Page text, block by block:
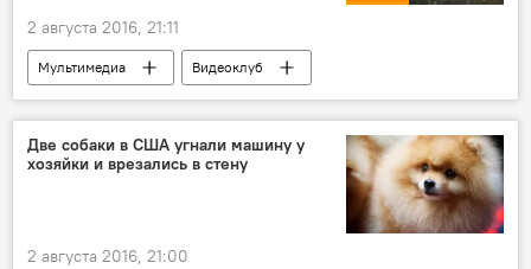
2 августа 2016, 21:11
Мультимедиа Видеоклуб
Две собаки в США угнали машину у
хозяйки и врезались в стену
2 августа 2016, 21:00